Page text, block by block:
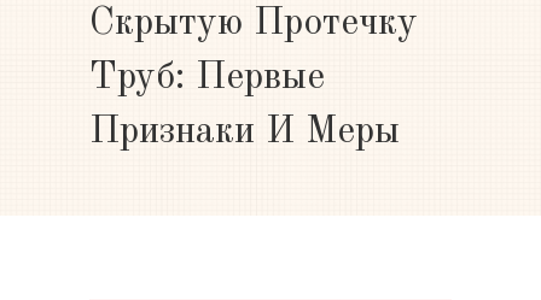
Скрытую Протечку
Труб: Первые
Признаки И Меры